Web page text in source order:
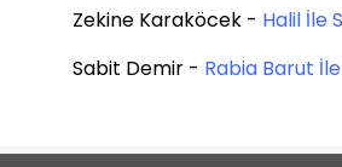
Zekine Karaköcek - Halil İle
Sabit Demir - Rabia Barut